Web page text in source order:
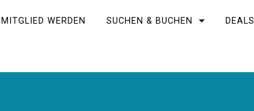
MITGLIED WERDEN SUCHEN & BUCHEN DEALS